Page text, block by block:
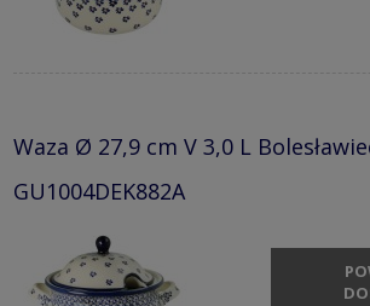
Waza Ø 27,9 cm V 3,0 L
GU1004DEK882A